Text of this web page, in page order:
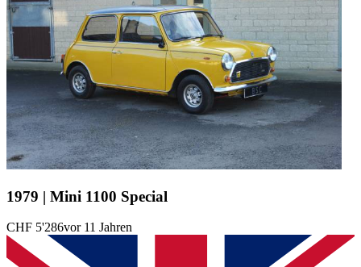
1979 | Mini 1100 Special
CHF 5'286vor 11 Jahren